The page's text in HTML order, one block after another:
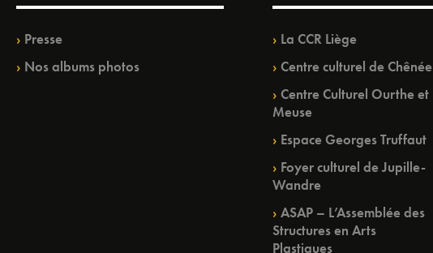
Presse
Nos albums photos
La CCR Liège
Centre culturel de Chênée
Centre Culturel Ourthe et
Meuse
Espace Georges Truffaut
Foyer culturel de Jupille-
Wandre
ASAP – L’Assemblée des
Structures en Arts
Plastiques